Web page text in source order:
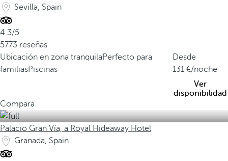
Sevilla, Spain
4.3/5
5773 reseñas
Ubicación en zona tranquilaPerfecto para
familiasPiscinas
Desde
131
/noche
Ver
disponibilidad
Compara
Palacio Gran Vía, a Royal Hideaway Hotel
Granada, Spain